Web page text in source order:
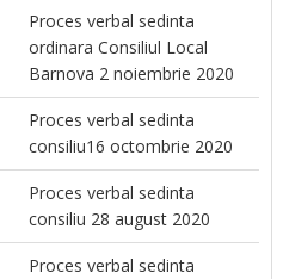
Proces verbal sedinta
ordinara Consiliul Local
Barnova 2 noiembrie 2020
Proces verbal sedinta
consiliu16 octombrie 2020
Proces verbal sedinta
consiliu 28 august 2020
Proces verbal sedinta